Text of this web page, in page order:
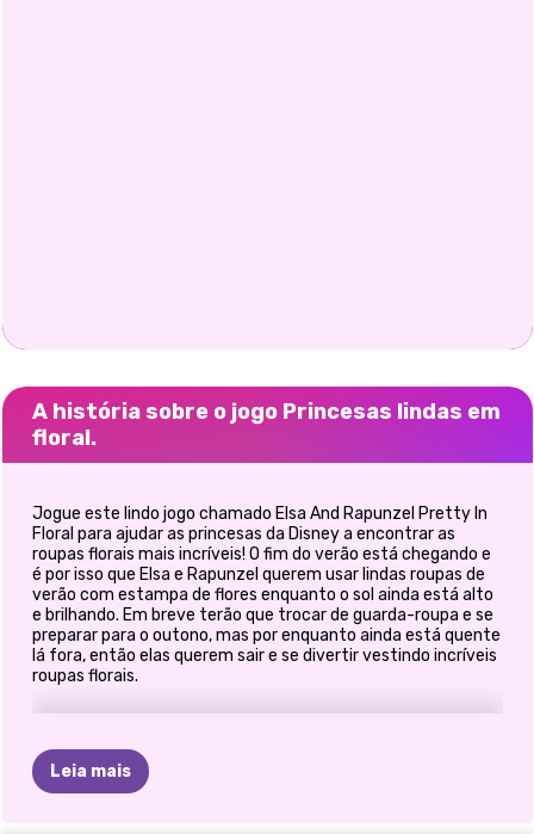
A história sobre o jogo Princesas lindas em
floral.
Jogue este lindo jogo chamado Elsa And Rapunzel Pretty In
Floral para ajudar as princesas da Disney a encontrar as
roupas florais mais incríveis! O fim do verão está chegando e
é por isso que Elsa e Rapunzel querem usar lindas roupas de
verão com estampa de flores enquanto o sol ainda está alto
e brilhando. Em breve terão que trocar de guarda-roupa e se
preparar para o outono, mas por enquanto ainda está quente
lá fora, então elas querem sair e se divertir vestindo incríveis
roupas florais.
Leia mais